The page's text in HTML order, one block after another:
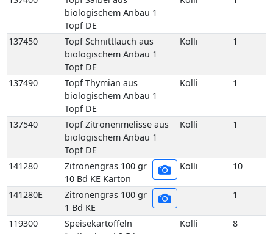
137490
Topf Thymian aus
biologischem Anbau 1
Topf DE
Kolli 1
137540
Topf Zitronenmelisse aus
biologischem Anbau 1
Topf DE
Kolli 1
141280
Zitronengras 100 gr
10 Bd KE Karton
Kolli 10
141280E
Zitronengras 100 gr
1 Bd KE
1
Speisekartoffeln
festkochend 2,5 kg
gepackt 8 Carryfresh 35+
DE GP H-grün
119170
Speisekartoffeln
festkochend Annabelle
12,5 kg 35+ DE Netz-Säcke
12